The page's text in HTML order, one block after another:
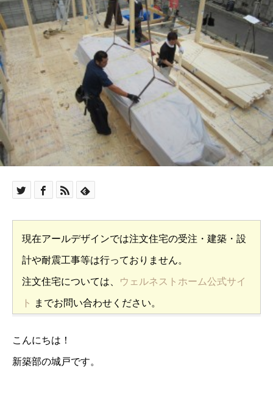
現在アールデザインでは注文住宅の受注・建築・設
計や耐震工事等は行っておりません。
注文住宅については、 ウェルネストホーム公式サイ
ト までお問い合わせください。
こんにちは！
新築部の城戸です。